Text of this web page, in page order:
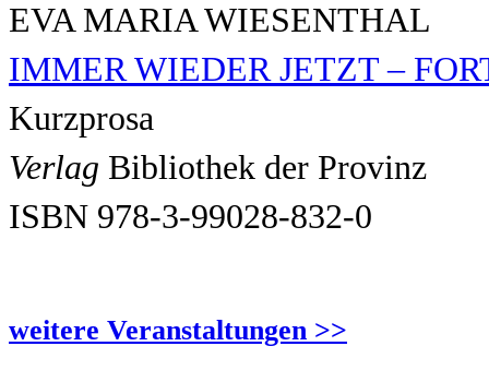
EVA MARIA WIESENTHAL
IMMER WIEDER JETZT –
Kurzprosa
Verlag Bibliothek der Provinz
ISBN 978-3-99028-832-0
weitere Veranstaltungen >>